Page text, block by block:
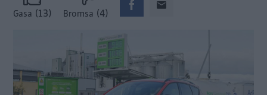
Gasa (13) Bromsa (4)